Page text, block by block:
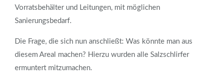
Vorratsbehälter und Leitungen, mit möglichen
Sanierungsbedarf.
Die Frage, die sich nun anschließt: Was könnte man aus
diesem Areal machen? Hierzu wurden alle Salzschlirfer
ermuntert mitzumachen.